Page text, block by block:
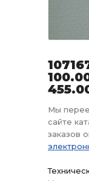
Мы
сайте
заказов